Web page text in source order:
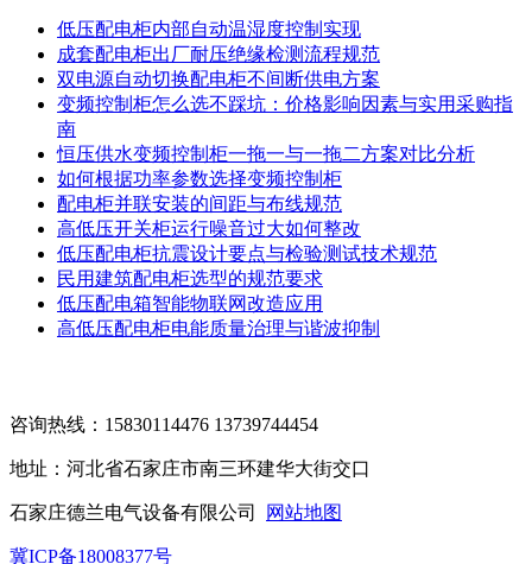
低压配电柜内部自动温湿度控制实现
成套配电柜出厂耐压绝缘检测流程规范
双电源自动切换配电柜不间断供电方案
变频控制柜怎么选不踩坑：价格影响因素与实用采购指
南
恒压供水变频控制柜一拖一与一拖二方案对比分析
如何根据功率参数选择变频控制柜
配电柜并联安装的间距与布线规范
高低压开关柜运行噪音过大如何整改
低压配电柜抗震设计要点与检验测试技术规范
民用建筑配电柜选型的规范要求
低压配电箱智能物联网改造应用
高低压配电柜电能质量治理与谐波抑制
咨询热线：15830114476 13739744454
地址：河北省石家庄市南三环建华大街交口
石家庄德兰电气设备有限公司 网站地图
冀ICP备18008377号